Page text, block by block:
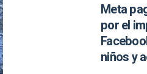
Meta
por el
niños y